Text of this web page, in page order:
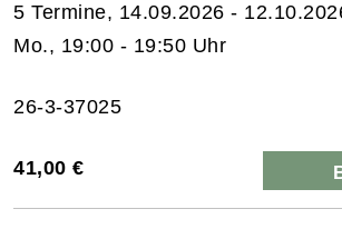
5 Termine, 14.09.2026 -
Mo., 19:00 - 19:50 Uhr
26-3-37025
41,00 €